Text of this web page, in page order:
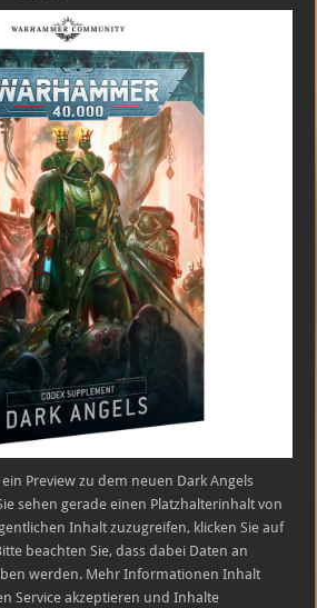
Preview zu dem neuen Dark Angels
sehen gerade einen Platzhalterinhalt von
Inhalt zuzugreifen, klicken Sie auf
beachten Sie, dass dabei Daten an
werden. Mehr Informationen Inhalt
Service akzeptieren und Inhalte